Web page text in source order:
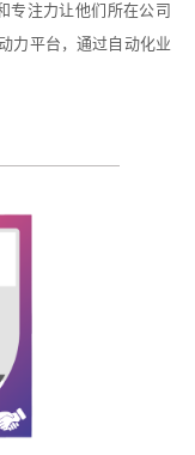
注力让他们所在公司
力平台，通过自动化业